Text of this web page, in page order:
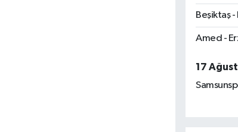
Beşiktaş -
Amed -
17